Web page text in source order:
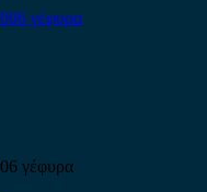
γέφυρα